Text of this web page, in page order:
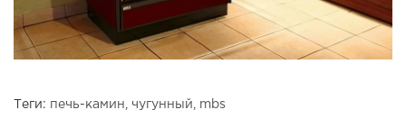
Теги: печь-камин , чугунный , mbs